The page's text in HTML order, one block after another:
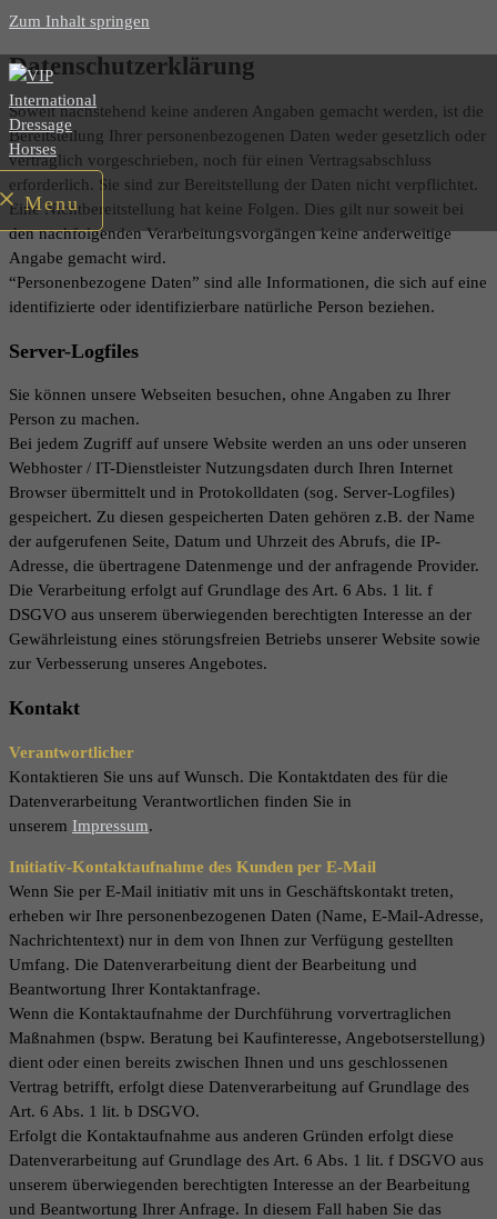
Zum Inhalt springen
Menu
Datenschutzerklärung
Soweit nachstehend keine anderen Angaben gemacht werden, ist die
Bereitstellung Ihrer personenbezogenen Daten weder gesetzlich oder
vertraglich vorgeschrieben, noch für einen Vertragsabschluss
erforderlich. Sie sind zur Bereitstellung der Daten nicht verpflichtet.
Eine Nichtbereitstellung hat keine Folgen. Dies gilt nur soweit bei
den nachfolgenden Verarbeitungsvorgängen keine anderweitige
Angabe gemacht wird.
“Personenbezogene Daten” sind alle Informationen, die sich auf eine
identifizierte oder identifizierbare natürliche Person beziehen.
Server-Logfiles
Sie können unsere Webseiten besuchen, ohne Angaben zu Ihrer
Person zu machen.
Bei jedem Zugriff auf unsere Website werden an uns oder unseren
Webhoster / IT-Dienstleister Nutzungsdaten durch Ihren Internet
Browser übermittelt und in Protokolldaten (sog. Server-Logfiles)
gespeichert. Zu diesen gespeicherten Daten gehören z.B. der Name
der aufgerufenen Seite, Datum und Uhrzeit des Abrufs, die IP-
Adresse, die übertragene Datenmenge und der anfragende Provider.
Die Verarbeitung erfolgt auf Grundlage des Art. 6 Abs. 1 lit. f
DSGVO aus unserem überwiegenden berechtigten Interesse an der
Gewährleistung eines störungsfreien Betriebs unserer Website sowie
zur Verbesserung unseres Angebotes.
Kontakt
Verantwortlicher
Kontaktieren Sie uns auf Wunsch. Die Kontaktdaten des für die
Datenverarbeitung Verantwortlichen finden Sie in
unserem Impressum.
Initiativ-Kontaktaufnahme des Kunden per E-Mail
Wenn Sie per E-Mail initiativ mit uns in Geschäftskontakt treten,
erheben wir Ihre personenbezogenen Daten (Name, E-Mail-Adresse,
Nachrichtentext) nur in dem von Ihnen zur Verfügung gestellten
Umfang. Die Datenverarbeitung dient der Bearbeitung und
Beantwortung Ihrer Kontaktanfrage.
Wenn die Kontaktaufnahme der Durchführung vorvertraglichen
Maßnahmen (bspw. Beratung bei Kaufinteresse, Angebotserstellung)
dient oder einen bereits zwischen Ihnen und uns geschlossenen
Vertrag betrifft, erfolgt diese Datenverarbeitung auf Grundlage des
Art. 6 Abs. 1 lit. b DSGVO.
Erfolgt die Kontaktaufnahme aus anderen Gründen erfolgt diese
Datenverarbeitung auf Grundlage des Art. 6 Abs. 1 lit. f DSGVO aus
unserem überwiegenden berechtigten Interesse an der Bearbeitung
und Beantwortung Ihrer Anfrage. In diesem Fall haben Sie das